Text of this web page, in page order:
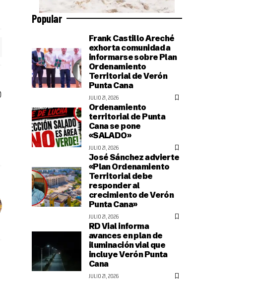
Popular
Frank Castillo Areché
exhorta comunidad a
informarse sobre Plan
Ordenamiento
Territorial de Verón
Punta Cana
JULIO 21, 2026
Ordenamiento
territorial de Punta
Cana se pone
«SALADO»
JULIO 21, 2026
José Sánchez advierte
«Plan Ordenamiento
Territorial debe
responder al
crecimiento de Verón
Punta Cana»
JULIO 21, 2026
RD Vial informa
avances en plan de
iluminación vial que
incluye Verón Punta
Cana
JULIO 21, 2026